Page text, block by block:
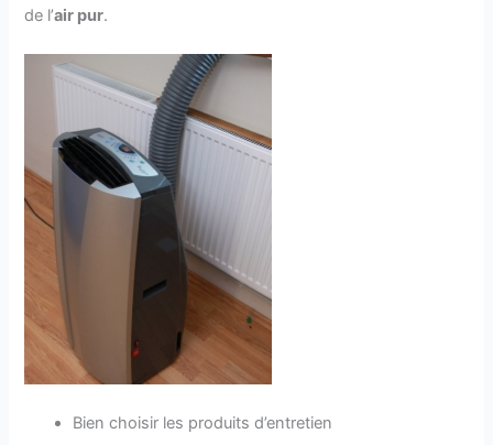
de l’air pur.
Bien choisir les produits d’entretien